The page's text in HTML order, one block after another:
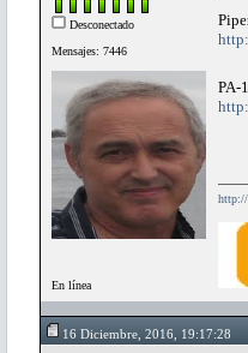
Desconectado
Mensajes: 7446
En línea
PA-
16 Diciembre, 2016, 19:17:28